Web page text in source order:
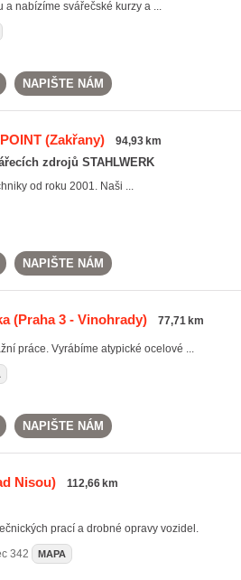
a nabízíme svářečské kurzy a ...
NAPIŠTE NÁM
(Zakřany) 94,93 km
zdrojů STAHLWERK
od roku 2001. Naši ...
NAPIŠTE NÁM
(Praha 3 - Vinohrady) 77,71 km
práce. Vyrábíme atypické ocelové ...
NAPIŠTE NÁM
Nisou) 112,66 km
prací a drobné opravy vozidel.
342 MAPA